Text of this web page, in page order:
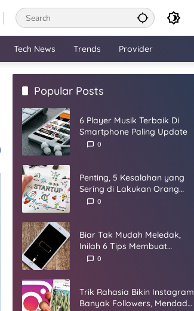
Tech News Trends Provider
Popular Posts
6 Player Musik Terbaik Di
Smartphone Paling Update
0
Penting, 5 Kesalahan yang
Sering di Lakukan Orang
Dalam Membangun Startup
0
Biar Tak Mudah Meledak,
Inilah 6 Tips Membuat
Baterai Smartphone Panjang
0
Trik Rahasia Bikin Instagram
Banyak Followers, Mendadak